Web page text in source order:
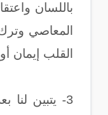
باللسان
المعاصي
القلب إيمان
3- يتبين